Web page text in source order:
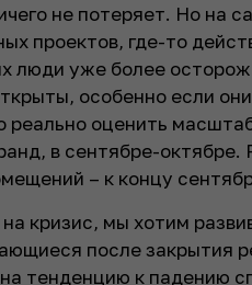
не потеряет. Но на
проектов, где-то
люди уже более
особенно если
реально оценить
в сентябре-
– к концу
кризис, мы хотим
после закрытия
тенденцию к падению